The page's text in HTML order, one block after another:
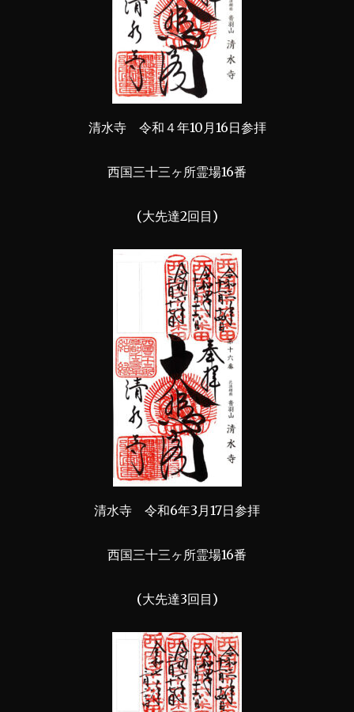
清水寺 令和４年10月16日参拝
西国三十三ヶ所霊場16番
(大先達2回目)
清水寺 令和6年3月17日参拝
西国三十三ヶ所霊場16番
(大先達3回目)